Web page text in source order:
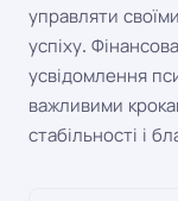
управляти
успіху.
усвідомлення
важливими
стабільності і